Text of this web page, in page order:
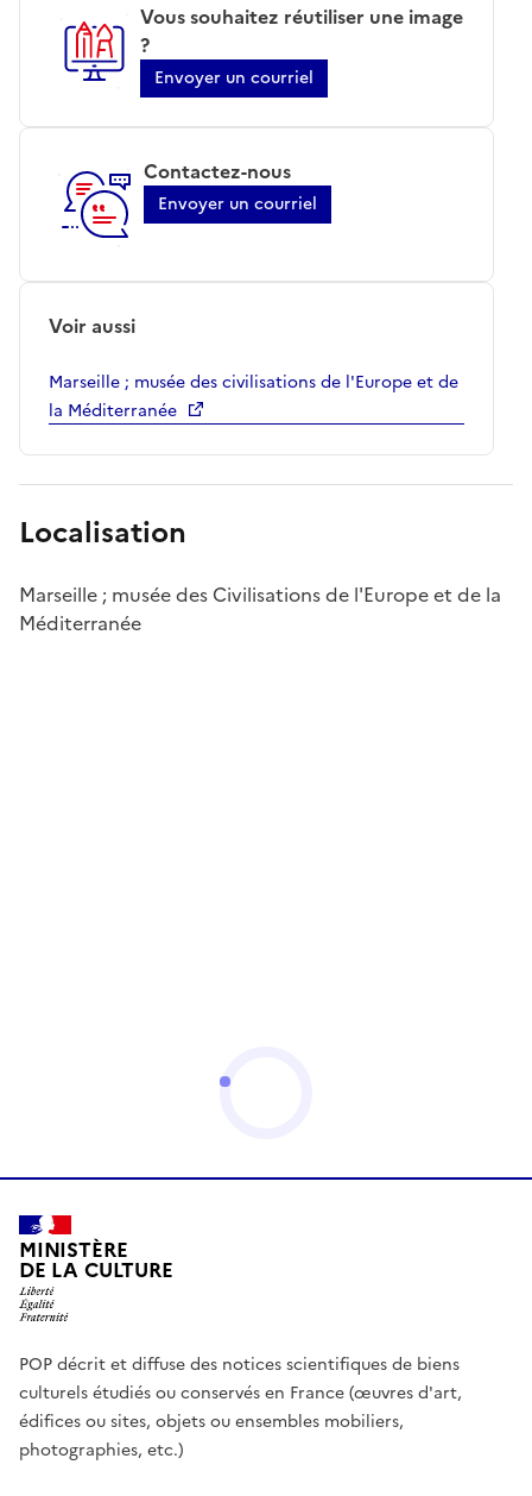
Vous souhaitez réutiliser une image
?
Envoyer un courriel
Contactez-nous
Envoyer un courriel
Voir aussi
Marseille ; musée des civilisations de l'Europe et de
la Méditerranée
Localisation
Marseille ; musée des Civilisations de l'Europe et de la
Méditerranée
MINISTÈRE
DE LA CULTURE
POP décrit et diffuse des notices scientifiques de biens
culturels étudiés ou conservés en France (œuvres d'art,
édifices ou sites, objets ou ensembles mobiliers,
photographies, etc.)